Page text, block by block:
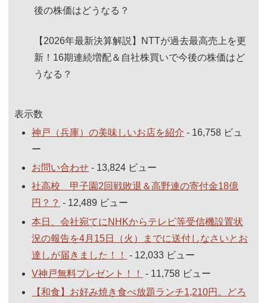
後の株価はどうなる？
【2026年最新決算解説】NTTが過去最高売上を更
新！16期連続増配＆自社株買いで今後の株価はど
うなる？
表示数
神戸（兵庫）の美味しいお店を紹介 - 16,758 ビュ
ー
お問い合わせ - 13,824 ビュー
社高校 甲子園2回戦敗退＆高野連の寄付金18億
円？？ - 12,489 ビュー
本日、会社宛てにNHKからテレビ等受信機設置状
況の報告を4月15日（火）までに送付しなさいとお
達しが届きました！！
- 12,033 ビュー
V神戸無料プレゼント！！
- 11,758 ビュー
【和食】お好み焼き食べ放題ランチ1,210円。どろ